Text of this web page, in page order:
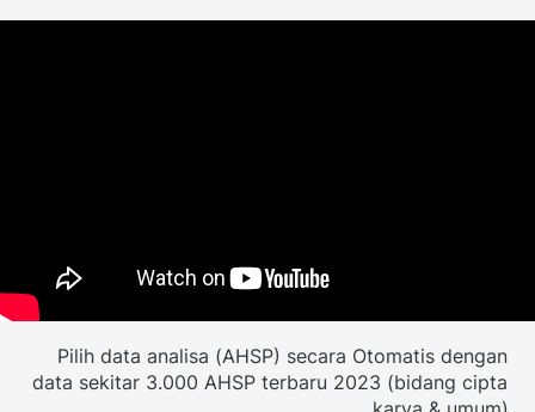
Pilih data analisa (AHSP) secara Otomatis dengan
data sekitar 3.000 AHSP terbaru 2023 (bidang cipta